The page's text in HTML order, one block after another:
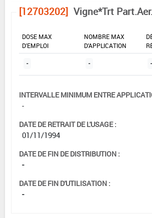
[12703202] Vigne*Trt
DOSE MAX
D'EMPLOI
NOMBRE MAX
D'APPLICATION
- - -
INTERVALLE MINIMUM ENTRE
-
DATE DE RETRAIT DE L'USAGE :
01/11/1994
DATE DE FIN DE DISTRIBUTION :
-
DATE DE FIN D'UTILISATION :
-